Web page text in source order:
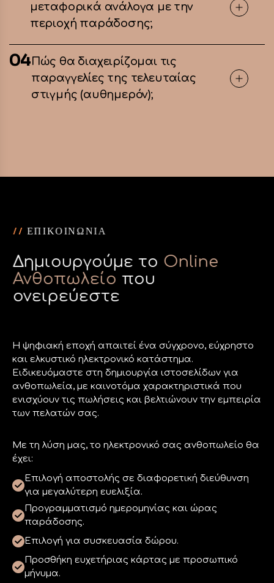
μεταφορικά ανάλογα με την
περιοχή παράδοσης;
04Πώς θα διαχειρίζομαι τις
παραγγελίες της τελευταίας
στιγμής (αυθημερόν);
// ΕΠΙΚΟΙΝΩΝΙΑ
Δημιουργούμε το Online
Ανθοπωλείο που
ονειρεύεστε
Η ψηφιακή εποχή απαιτεί ένα σύγχρονο, εύχρηστο
και ελκυστικό ηλεκτρονικό κατάστημα.
Ειδικευόμαστε στη δημιουργία ιστοσελίδων για
ανθοπωλεία, με καινοτόμα χαρακτηριστικά που
ενισχύουν τις πωλήσεις και βελτιώνουν την εμπειρία
των πελατών σας.
Με τη λύση μας, το ηλεκτρονικό σας ανθοπωλείο θα
έχει:
Επιλογή αποστολής σε διαφορετική διεύθυνση
για μεγαλύτερη ευελιξία.
Προγραμματισμό ημερομηνίας και ώρας
παράδοσης.
Επιλογή για συσκευασία δώρου.
Προσθήκη ευχετήριας κάρτας με προσωπικό
μήνυμα.